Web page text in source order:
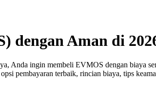
dengan Aman di
Anda ingin membeli EVMOS dengan biaya
pembayaran terbaik, rincian biaya, tips